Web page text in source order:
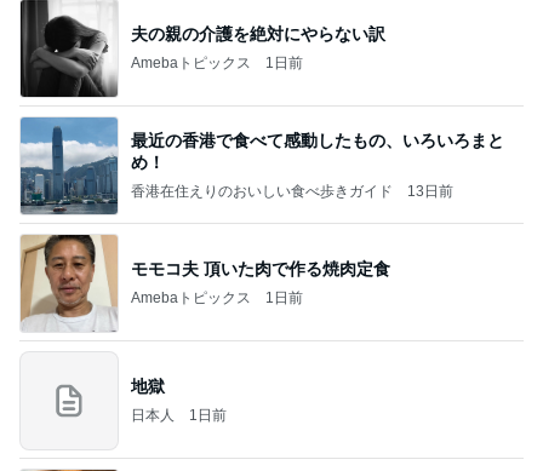
夫の親の介護を絶対にやらない訳
Amebaトピックス 1日前
最近の香港で食べて感動したもの、いろいろまと
め！
香港在住えりのおいしい食べ歩きガイド 13日前
モモコ夫 頂いた肉で作る焼肉定食
Amebaトピックス 1日前
地獄
日本人 1日前